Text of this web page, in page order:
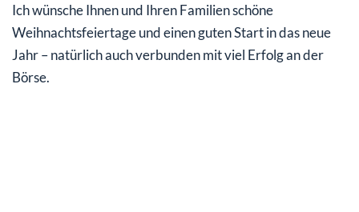
Ich wünsche Ihnen und Ihren Familien schöne
Weihnachtsfeiertage und einen guten Start in das neue
Jahr – natürlich auch verbunden mit viel Erfolg an der
Börse.